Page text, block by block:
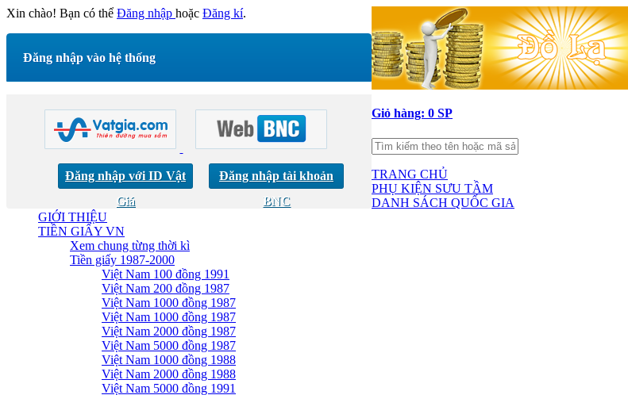
Xin chào! Bạn có thể Đăng nhập hoặc Đăng kí.
Đăng nhập vào hệ thống
Đăng nhập với ID Vật
Giá
Đăng nhập tài khoản
BNC
Giỏ hàng: 0 SP
TRANG CHỦ
PHỤ KIỆN SƯU TẦM
DANH SÁCH QUỐC GIA
GIỚI THIỆU
TIỀN GIẤY VN
Xem chung từng thời kì
Tiền giấy 1987-2000
Việt Nam 100 đồng 1991
Việt Nam 200 đồng 1987
Việt Nam 1000 đồng 1987
Việt Nam 1000 đồng 1987
Việt Nam 2000 đồng 1987
Việt Nam 5000 đồng 1987
Việt Nam 1000 đồng 1988
Việt Nam 2000 đồng 1988
Việt Nam 5000 đồng 1991